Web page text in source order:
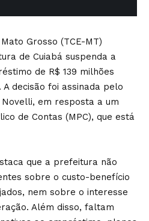
Grosso (TCE-MT)
de Cuiabá suspenda a
de R$ 139 milhões
decisão foi assinada pelo
em resposta a um
de Contas (MPC), que está
que a prefeitura não
sobre o custo-benefício
nem sobre o interesse
Além disso, faltam